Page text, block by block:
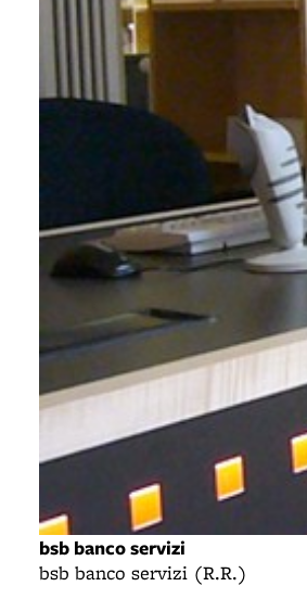
bsb banco servizi
bsb banco servizi (R.R.)